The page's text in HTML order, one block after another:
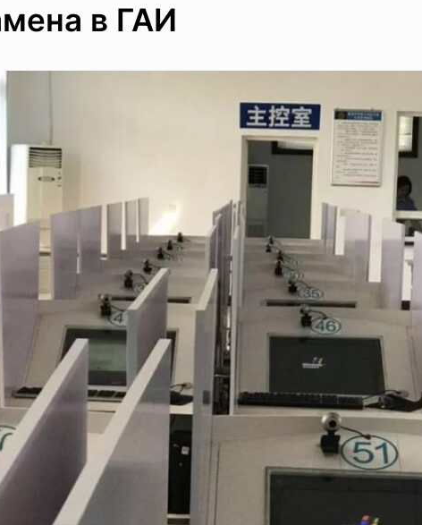
в ГАИ
и получению .